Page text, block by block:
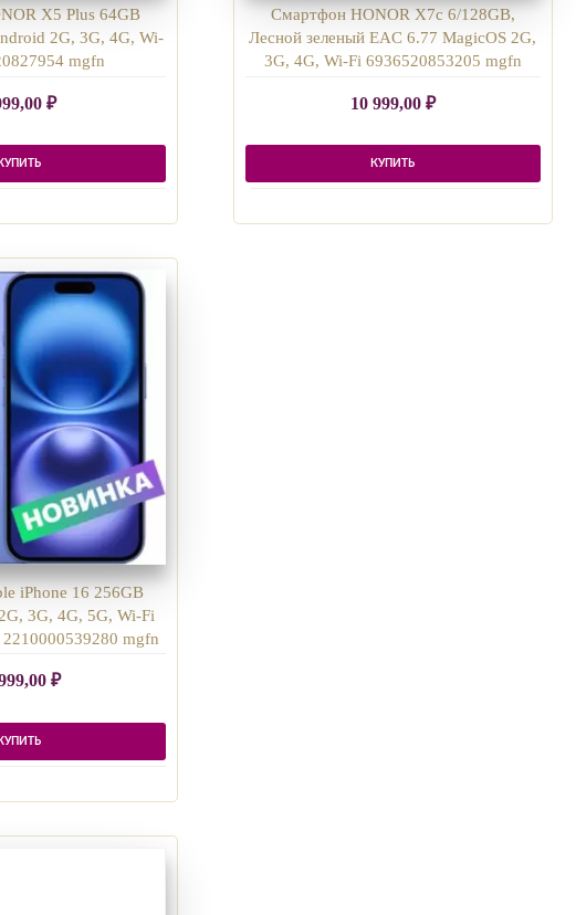
X5 Plus 64GB
2G, 3G, 4G, Wi-
mgfn
₽
КУПИТЬ
Смартфон HONOR X7c 6/128GB,
Лесной зеленый EAC 6.77 MagicOS 2G,
3G, 4G, Wi-Fi 6936520853205 mgfn
10 999,00 ₽
КУПИТЬ
iPhone 16 256GB
3G, 4G, 5G, Wi-Fi
2210000539280 mgfn
₽
КУПИТЬ